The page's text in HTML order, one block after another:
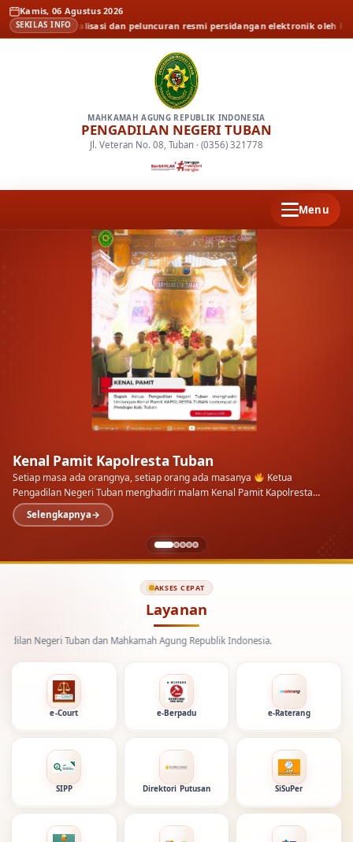
Kamis, 06 Agustus 2026
SEKILAS INFO
Sosialisasi dan peluncuran resmi persidangan elektronik oleh
MAHKAMAH AGUNG REPUBLIK INDONESIA
PENGADILAN NEGERI TUBAN
Jl. Veteran No. 08, Tuban · (0356) 321778
Menu
AKSES CEPAT
Layanan
e-Court e-Berpadu e-Raterang
SIPP Direktori Putusan SiSuPer